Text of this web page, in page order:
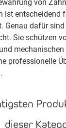
von
ist entscheidend
Genau dafür sind
Sie schützen
professionelle
dieser